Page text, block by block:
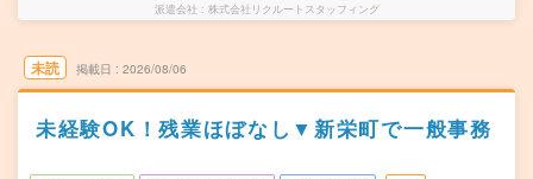
派遣会社 株式会社リクルートスタッフィング
未読 掲載日 2026/08/06
未経験OK！残業ほぼなし▼新栄町で一般事務